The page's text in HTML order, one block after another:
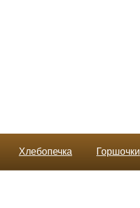
Хлебопечка Горшочки